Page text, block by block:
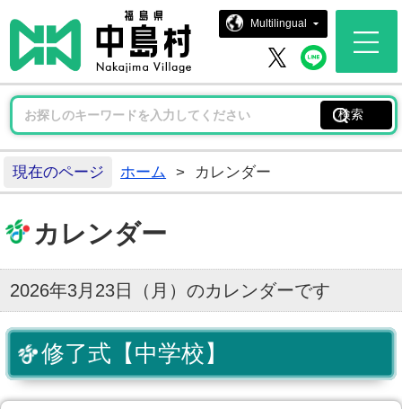
中島村ホ
Multilingual
中島村 X中島
現在のページ ホーム > カレンダー
カレンダー
2026年3月23日（月）のカレンダーです
修了式【中学校】